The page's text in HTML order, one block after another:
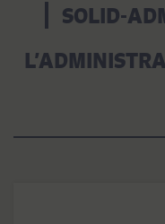
SOLID-